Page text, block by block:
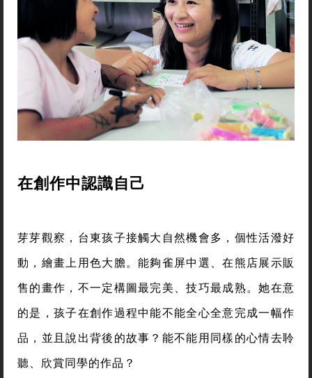
在創作中認識自己
芽芽觀察，台東孩子接觸大自然機會多，個性活潑好
動，繪畫上用色大膽。能夠雀屏中選、在熊店展示販
售的畫作，不一定構圖最完美、技巧最成熟。她在意
的是，孩子在創作過程中能不能全心全意完成一幅作
品，並且說出背後的故事？能不能用同樣的心情去聆
聽、欣賞同學的作品？